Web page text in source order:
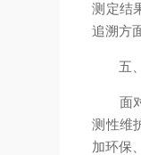
测定结
追溯方
五、
面对
测性维
加环保